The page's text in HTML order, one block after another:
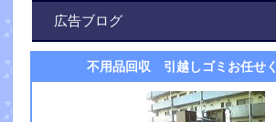
広告ブログ
不用品回収 引越しゴミお任せ